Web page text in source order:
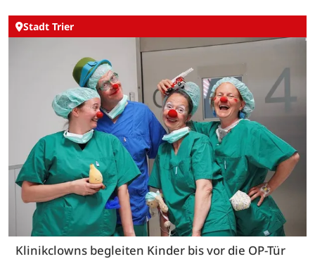
Stadt Trier
Klinikclowns begleiten Kinder bis vor die OP-Tür